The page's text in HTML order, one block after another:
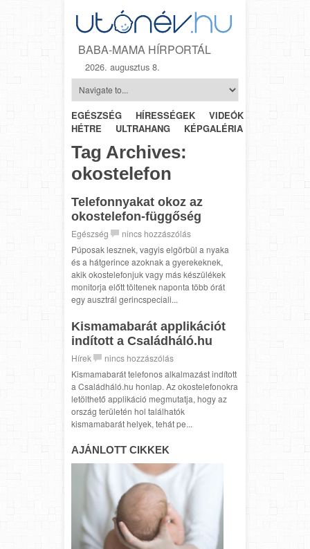
BABA-MAMA HÍRPORTÁL
2026. augusztus 8.
EGÉSZSÉG HÍRESSÉGEK VIDEÓK
HÉTRŐL-
HÉTRE
ULTRAHANG KÉPGALÉRIA
Tag Archives:
okostelefon
Telefonnyakat okoz az
okostelefon-függőség
Egészség
nincs hozzászólás
Púposak lesznek, vagyis elgörbül a nyaka
és a hátgerince azoknak a gyerekeknek,
akik okostelefonjuk vagy más készülékek
monitorja előtt töltenek naponta több órát
egy ausztrál gerincspeciali...
Kismamabarát applikációt
indított a Családháló.hu
Hírek
nincs hozzászólás
Kismamabarát telefonos alkalmazást indított
a Családháló.hu honlap. Az okostelefonokra
letölthető applikáció megmutatja, hogy az
ország területén hol találhatók
kismamabarát helyek, tehát pe...
AJÁNLOTT CIKKEK